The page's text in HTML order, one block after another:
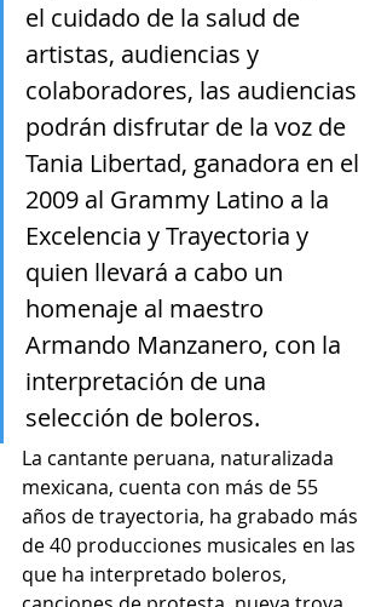
el cuidado de la salud de
artistas, audiencias y
colaboradores, las audiencias
podrán disfrutar de la voz de
Tania Libertad, ganadora en el
2009 al Grammy Latino a la
Excelencia y Trayectoria y
quien llevará a cabo un
homenaje al maestro
Armando Manzanero, con la
interpretación de una
selección de boleros.
La cantante peruana, naturalizada
mexicana, cuenta con más de 55
años de trayectoria, ha grabado más
de 40 producciones musicales en las
que ha interpretado boleros,